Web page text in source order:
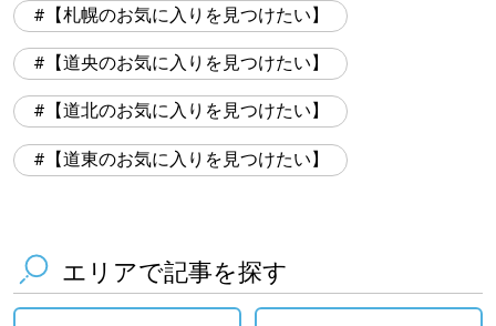
【札幌のお気に入りを見つけたい】
【道央のお気に入りを見つけたい】
【道北のお気に入りを見つけたい】
【道東のお気に入りを見つけたい】
エリアで記事を探す